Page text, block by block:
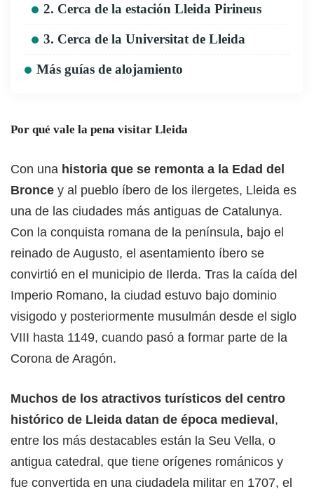
2. Cerca de la estación Lleida Pirineus
3. Cerca de la Universitat de Lleida
Más guías de alojamiento
Por qué vale la pena visitar Lleida
Con una historia que se remonta a la Edad del
Bronce y al pueblo íbero de los ilergetes, Lleida es
una de las ciudades más antiguas de Catalunya.
Con la conquista romana de la península, bajo el
reinado de Augusto, el asentamiento íbero se
convirtió en el municipio de Ilerda. Tras la caída del
Imperio Romano, la ciudad estuvo bajo dominio
visigodo y posteriormente musulmán desde el siglo
VIII hasta 1149, cuando pasó a formar parte de la
Corona de Aragón.
Muchos de los atractivos turísticos del centro
histórico de Lleida datan de época medieval ,
entre los más destacables están la Seu Vella, o
antigua catedral, que tiene orígenes románicos y
fue convertida en una ciudadela militar en 1707, el